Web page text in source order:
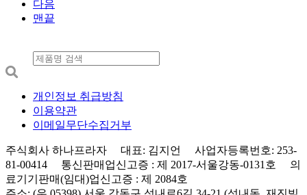
다음
맨끝
개인정보 취급방침
이용약관
이메일무단수집거부
주식회사 하나프라자 대표: 김지언 사업자등록번호: 253-
81-00414 통신판매업신고증 : 제 2017-서울강동-0131호 의
료기기판매(임대)업신고증 : 제 2084호